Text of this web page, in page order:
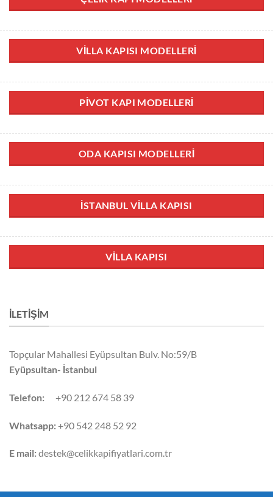
VILLA KAPISI MODELLERI
PIVOT KAPI MODELLERI
ODA KAPISI MODELLERI
İSTANBUL VILLA KAPISI
VILLA KAPISI
İLETIŞIM
Topçular Mahallesi Eyüpsultan Bulv. No:59/B
Eyüpsultan- İstanbul
Telefon: +90 212 674 58 39
Whatsapp:+90 542 248 52 92
E mail:destek@celikkapifiyatlari.com.tr